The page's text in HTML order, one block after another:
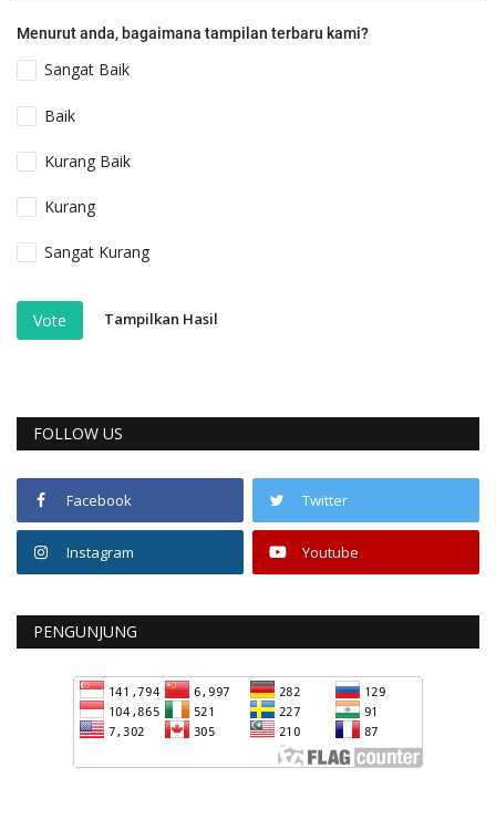
Menurut anda, bagaimana tampilan terbaru kami?
Sangat Baik
Baik
Kurang Baik
Kurang
Sangat Kurang
Vote Tampilkan Hasil
FOLLOW US
Facebook Twitter
Instagram Youtube
PENGUNJUNG